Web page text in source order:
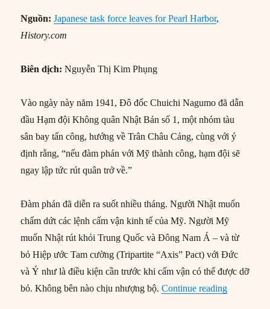
Nguồn: Japanese task force leaves for Pearl Harbor,
History.com
Biên dịch: Nguyễn Thị Kim Phụng
Vào ngày này năm 1941, Đô đốc Chuichi Nagumo đã dẫn
đầu Hạm đội Không quân Nhật Bản số 1, một nhóm tàu
sân bay tấn công, hướng về Trân Châu Cảng, cùng với ý
định rằng, “nếu đàm phán với Mỹ thành công, hạm đội sẽ
ngay lập tức rút quân trở về.”
Đàm phán đã diễn ra suốt nhiều tháng. Người Nhật muốn
chấm dứt các lệnh cấm vận kinh tế của Mỹ. Người Mỹ
muốn Nhật rút khỏi Trung Quốc và Đông Nam Á – và từ
bỏ Hiệp ước Tam cường (Tripartite “Axis” Pact) với Đức
và Ý như là điều kiện cần trước khi cấm vận có thể được dỡ
bỏ. Không bên nào chịu nhượng bộ.Continue reading“26/11/